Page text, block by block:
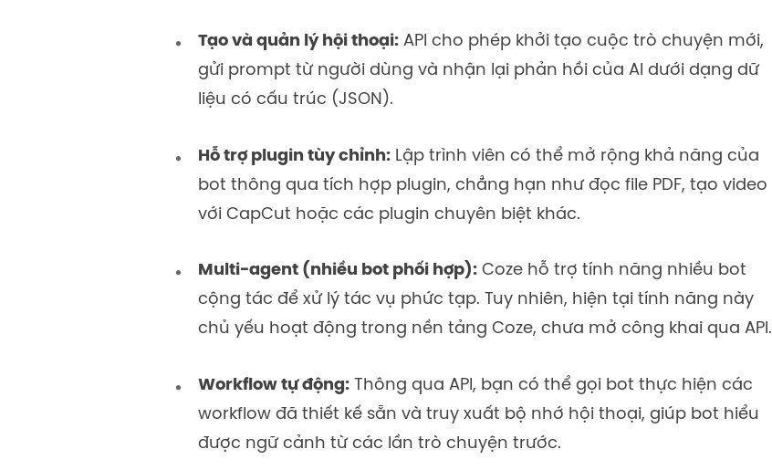
Tạo và quản lý hội thoại: API cho phép khởi tạo cuộc trò chuyện mới,
gửi prompt từ người dùng và nhận lại phản hồi của AI dưới dạng dữ
liệu có cấu trúc (JSON).
Hỗ trợ plugin tùy chỉnh: Lập trình viên có thể mở rộng khả năng của
bot thông qua tích hợp plugin, chẳng hạn như đọc file PDF, tạo video
với CapCut hoặc các plugin chuyên biệt khác.
Multi-agent (nhiều bot phối hợp): Coze hỗ trợ tính năng nhiều bot
cộng tác để xử lý tác vụ phức tạp. Tuy nhiên, hiện tại tính năng này
chủ yếu hoạt động trong nền tảng Coze, chưa mở công khai qua API.
Workflow tự động: Thông qua API, bạn có thể gọi bot thực hiện các
workflow đã thiết kế sẵn và truy xuất bộ nhớ hội thoại, giúp bot hiểu
được ngữ cảnh từ các lần trò chuyện trước.